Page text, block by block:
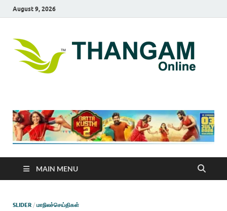
August 9, 2026
MAIN MENU
SLIDER / மாநிலச்செய்திகள்